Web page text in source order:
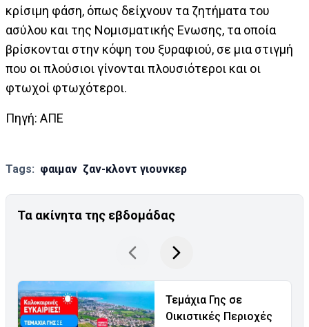
κρίσιμη φάση, όπως δείχνουν τα ζητήματα του
ασύλου και της Νομισματικής Ενωσης, τα οποία
βρίσκονται στην κόψη του ξυραφιού, σε μια στιγμή
που οι πλούσιοι γίνονται πλουσιότεροι και οι
φτωχοί φτωχότεροι.
Πηγή: AΠΕ
Tags: φαιμαν ζαν-κλοντ γιουνκερ
Τα ακίνητα της εβδομάδας
Τεμάχια Γης σε
Οικιστικές Περιοχές